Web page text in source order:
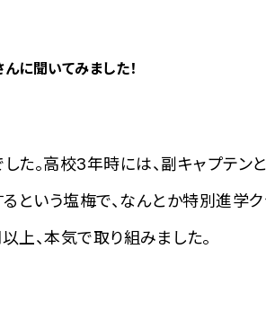
に聞いてみました！
。高校3年時には、副キャプテン
という塩梅で、なんとか特別進学
上、本気で取り組みました。